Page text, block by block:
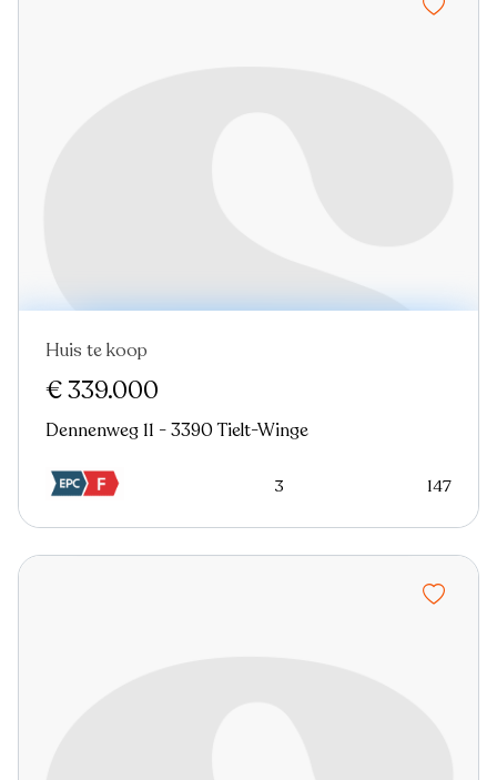
Nieuw
Huis te koop
€ 339.000
Dennenweg 11 - 3390 Tielt-Winge
3 147